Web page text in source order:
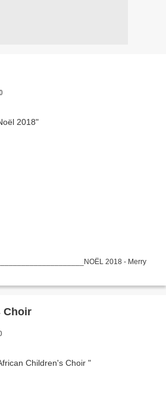
2018 - Merry
Choir